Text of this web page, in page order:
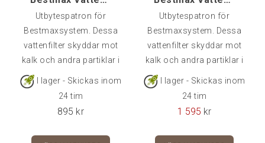
Utbytespatron för
Bestmaxsystem. Dessa
vattenfilter skyddar mot
kalk och andra partiklar i
vattnet som kan skada
din maskin.OBS! Bestmax
I lager - Skickas inom
24 tim
895 kr
Utbytespatron för
Bestmaxsystem. Dessa
vattenfilter skyddar mot
kalk och andra partiklar i
vattnet som kan skada
din maskin.Bestmax
och förbättrar smaken på
I lager - Skickas inom
24 tim
1 595 kr